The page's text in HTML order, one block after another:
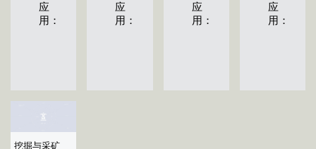
应
用：
应
用：
应
用：
应
用：
挖掘与采矿